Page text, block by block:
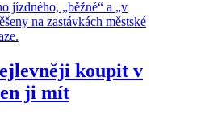
koupit v
ji mít